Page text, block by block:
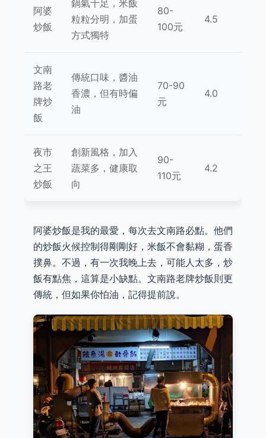
阿婆
炒飯
鍋氣十足，米飯
粒粒分明，加蛋
方式獨特
80-
100元
4.5
文南
路老
牌炒
飯
傳統口味，醬油
香濃，但有時偏
油
70-90
元
4.0
夜市
之王
炒飯
創新風格，加入
蔬菜多，健康取
向
90-
110元
4.2
阿婆炒飯是我的最愛，每次去文南路必點。他們
的炒飯火候控制得剛剛好，米飯不會黏糊，蛋香
撲鼻。不過，有一次我晚上去，可能人太多，炒
飯有點焦，這算是小缺點。文南路老牌炒飯則更
傳統，但如果你怕油，記得提前說。